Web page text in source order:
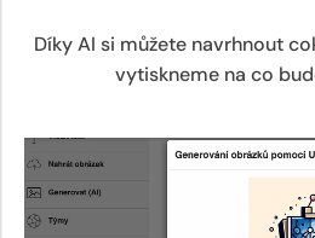
Díky AI si můžete navrhnout
vytiskneme na co